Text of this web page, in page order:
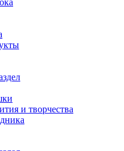
и творчества